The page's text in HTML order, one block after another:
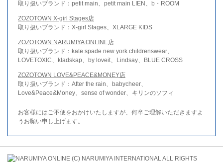
取り扱いブランド：petit main、petit main LIEN、b・ROOM
ZOZOTOWN X-girl Stages店
取り扱いブランド：X-girl Stages、XLARGE KIDS
ZOZOTOWN NARUMIYA ONLINE店
取り扱いブランド：kate spade new york childrenswear、
LOVETOXIC、kladskap、by loveit、Lindsay、BLUE CROSS
ZOZOTOWN LOVE&PEACE&MONEY店
取り扱いブランド：After the rain、babycheer、
Love&Peace&Money、sense of wonder、キリンのソフィ
お客様にはご不便をおかけいたしますが、何卒ご理解いただきますよ
うお願い申し上げます。